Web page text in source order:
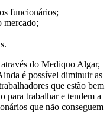
funcionários;
mercado;
do Mediquo Algar,
é possível diminuir as
que estão bem
para trabalhar e tendem a
que não conseguem